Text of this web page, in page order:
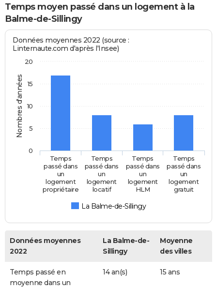
Temps moyen passé dans un logement à la
Balme-de-Sillingy
Nombres d'années
Données moyennes 2022 (source :
Linternaute.com d'après l'Insee)
La Balme-de-Sillingy
Temps
passé dans
un
logement
propriétaire
Temps
passé dans
un
logement
locatif
Temps
passé dans
un
logement
HLM
Temps
passé dans
un
logement
gratuit
0
5
10
15
20
Données moyennes
2022
La Balme-de-
Sillingy
Moyenne
des villes
Temps passé en
moyenne dans un
14 an(s) 15 ans